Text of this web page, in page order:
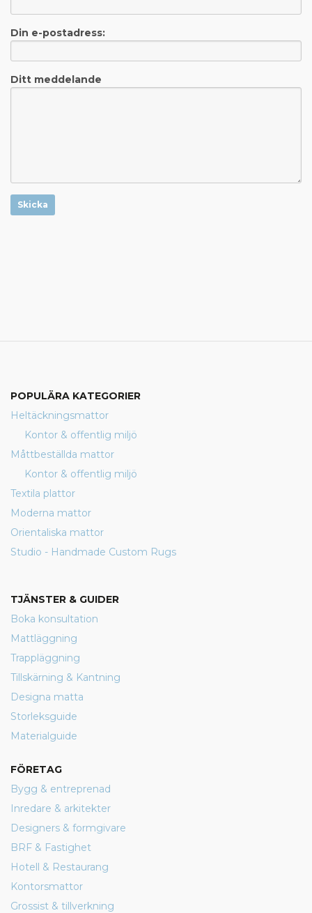
Din e-postadress:
Ditt meddelande
Skicka
POPULÄRA KATEGORIER
Heltäckningsmattor
Kontor & offentlig miljö
Måttbeställda mattor
Kontor & offentlig miljö
Textila plattor
Moderna mattor
Orientaliska mattor
Studio - Handmade Custom Rugs
TJÄNSTER & GUIDER
Boka konsultation
Mattläggning
Trappläggning
Tillskärning & Kantning
Designa matta
Storleksguide
Materialguide
FÖRETAG
Bygg & entreprenad
Inredare & arkitekter
Designers & formgivare
BRF & Fastighet
Hotell & Restaurang
Kontorsmattor
Grossist & tillverkning